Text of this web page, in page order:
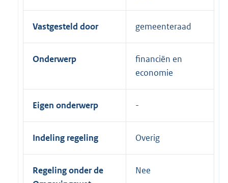
Vastgesteld door gemeenteraad
Onderwerp
financiën en
economie
Eigen onderwerp
Indeling regeling Overig
Regeling onder de
Nee